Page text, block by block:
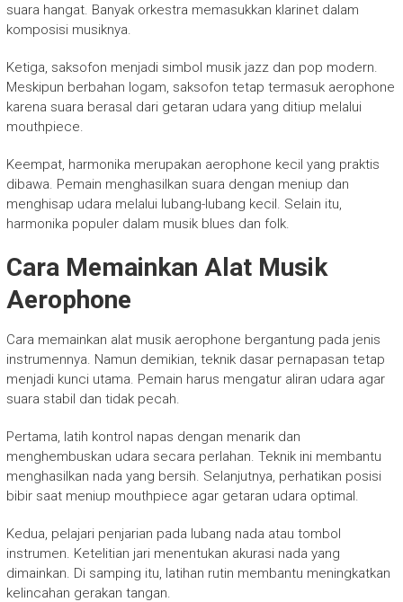
suara hangat. Banyak orkestra memasukkan klarinet dalam
komposisi musiknya.
Ketiga, saksofon menjadi simbol musik jazz dan pop modern.
Meskipun berbahan logam, saksofon tetap termasuk aerophone
karena suara berasal dari getaran udara yang ditiup melalui
mouthpiece.
Keempat, harmonika merupakan aerophone kecil yang praktis
dibawa. Pemain menghasilkan suara dengan meniup dan
menghisap udara melalui lubang-lubang kecil. Selain itu,
harmonika populer dalam musik blues dan folk.
Cara Memainkan Alat Musik
Aerophone
Cara memainkan alat musik aerophone bergantung pada jenis
instrumennya. Namun demikian, teknik dasar pernapasan tetap
menjadi kunci utama. Pemain harus mengatur aliran udara agar
suara stabil dan tidak pecah.
Pertama, latih kontrol napas dengan menarik dan
menghembuskan udara secara perlahan. Teknik ini membantu
menghasilkan nada yang bersih. Selanjutnya, perhatikan posisi
bibir saat meniup mouthpiece agar getaran udara optimal.
Kedua, pelajari penjarian pada lubang nada atau tombol
instrumen. Ketelitian jari menentukan akurasi nada yang
dimainkan. Di samping itu, latihan rutin membantu meningkatkan
kelincahan gerakan tangan.